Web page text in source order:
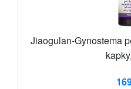
Jiaogulan-Gynostema